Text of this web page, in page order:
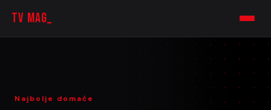
TV MAG_
Najbolje domaće